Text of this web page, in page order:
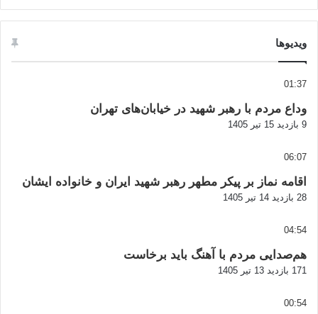
ویدیوها
01:37
وداع مردم با رهبر شهید در خیابان‌های تهران
9 بازدید 15 تیر 1405
06:07
اقامه نماز بر پیکر مطهر رهبر شهید ایران و خانواده ایشان
28 بازدید 14 تیر 1405
04:54
هم‌صدایی مردم با آهنگ باید برخاست
171 بازدید 13 تیر 1405
00:54